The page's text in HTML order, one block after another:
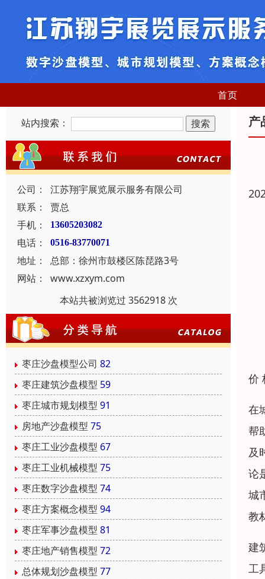
首页
站内搜索：
公司：
江苏翔宇展览展示服务有限公司
联系：
贾总
手机：
13605203082
电话： 0516-83770071
地址：
总部：徐州市鼓楼区陈琵路3号
网站：
www.xzxym.com
本站共被浏览过 3562918 次
枣庄沙盘模型公司 82
枣庄建筑沙盘模型 59
枣庄城市规划模型 91
房地产沙盘模型 75
枣庄工业沙盘模型 67
枣庄工业机械模型 75
枣庄数字沙盘模型 74
枣庄方案概念模型 94
枣庄军事沙盘模型 81
枣庄地产销售模型 72
总体规划沙盘模型 77
产
价
在
帮
及
论
城
教
建
工